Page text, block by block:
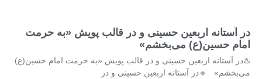
در آستانه اربعین حسینی و در قالب پویش «به حرمت
امام حسین(ع) می‌بخشم»
♨️در آستانه اربعین حسینی و در قالب پویش «به حرمت امام حسین(ع)
می‌بخشم» 🔹در آستانه اربعین حسینی و در